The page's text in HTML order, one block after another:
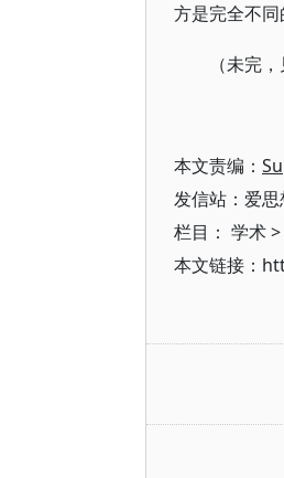
方是完全不同
（未完
本文责编：
发信站：爱
栏目： 学术>
本文链接：